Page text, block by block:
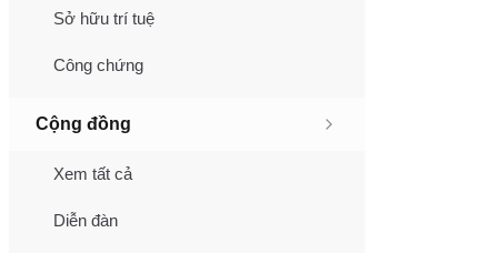
Sở hữu trí tuệ
Công chứng
Cộng đồng
Xem tất cả
Diễn đàn